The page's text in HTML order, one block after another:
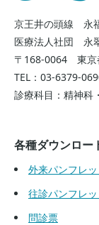
京王井の頭線 永
医療法人社団 永
〒168-0064 東京
TEL：03-6379-
診療科目：精神科
各種ダウンロー
外来パンフレッ
往診パンフレッ
問診票